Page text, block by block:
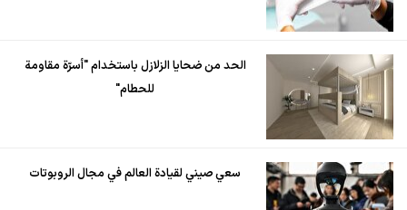
الحد من ضحايا الزلازل باستخدام "أسرّة مقاومة
للحطام"
سعي صيني لقيادة العالم في مجال الروبوتات